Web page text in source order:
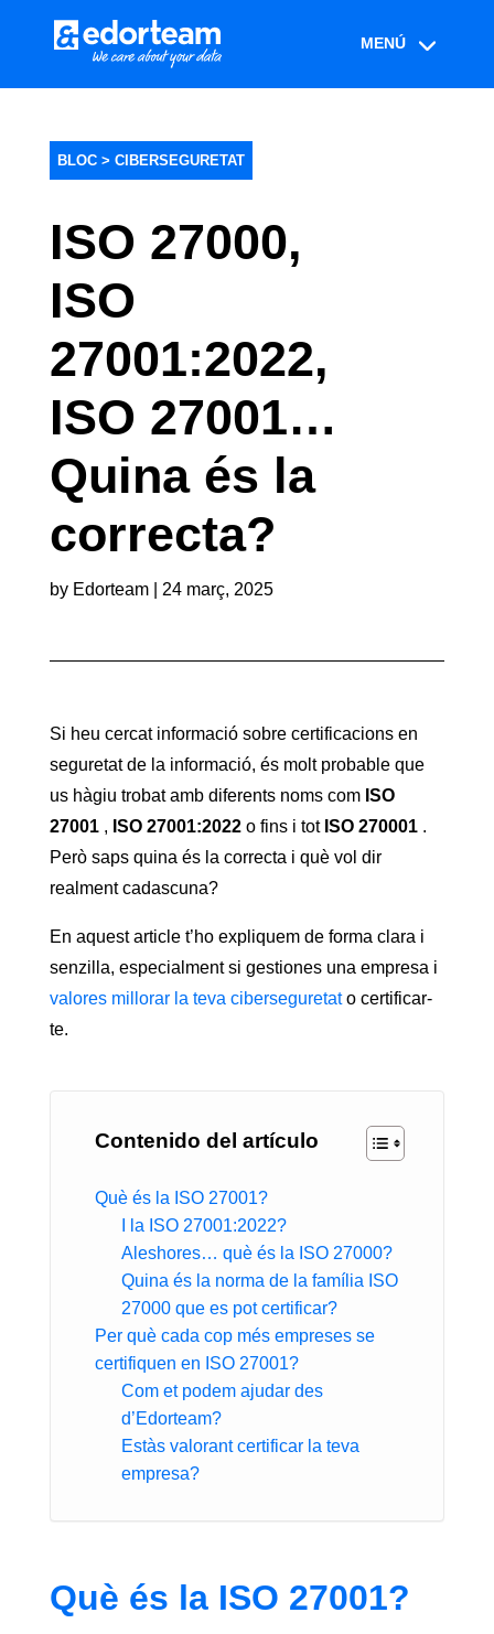
BLOC > CIBERSEGURETAT
ISO 27000,
ISO
27001:2022,
ISO 27001…
Quina és la
correcta?
by Edorteam| 24 març, 2025
Si heu cercat informació sobre certificacions en
seguretat de la informació, és molt probable que
us hàgiu trobat amb diferents noms com ISO
27001, ISO 27001:2022o fins i tot ISO 270001.
Però saps quina és la correcta i què vol dir
realment cadascuna?
En aquest article t’ho expliquem de forma clara i
senzilla, especialment si gestiones una empresa i
valores millorar la teva ciberseguretato certificar-
te.
Contenido del artículo
Què és la ISO 27001?
I la ISO 27001:2022?
Aleshores… què és la ISO 27000?
Quina és la norma de la família ISO
27000 que es pot certificar?
Per què cada cop més empreses se
certifiquen en ISO 27001?
Com et podem ajudar des
d’Edorteam?
Estàs valorant certificar la teva
empresa?
Què és la ISO 27001?